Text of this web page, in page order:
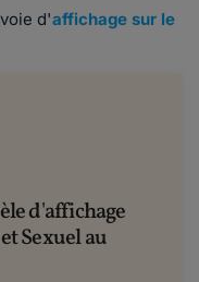
d'affichage sur le
d'affichage
Sexuel au